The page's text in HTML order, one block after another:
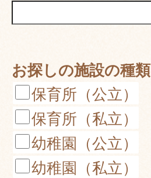
お探しの施設の種類
保育所（公立）
保育所（私立）
幼稚園（公立）
幼稚園（私立）